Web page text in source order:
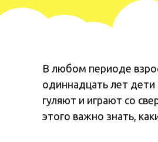
В любом периоде
одиннадцать лет дети
гуляют и играют со
этого важно знать,